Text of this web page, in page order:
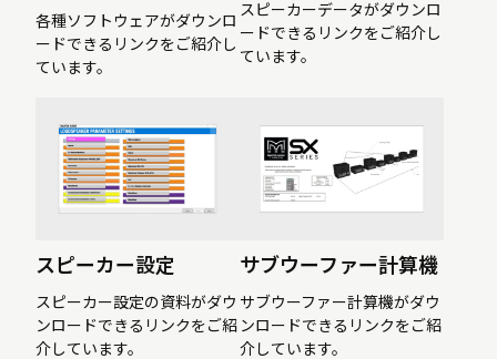
各種ソフトウェアがダウンロ
ードできるリンクをご紹介し
ています。
スピーカーデータがダウンロ
ードできるリンクをご紹介し
ています。
スピーカー設定
スピーカー設定の資料がダウ
ンロードできるリンクをご紹
介しています。
サブウーファー計算機
サブウーファー計算機がダウ
ンロードできるリンクをご紹
介しています。